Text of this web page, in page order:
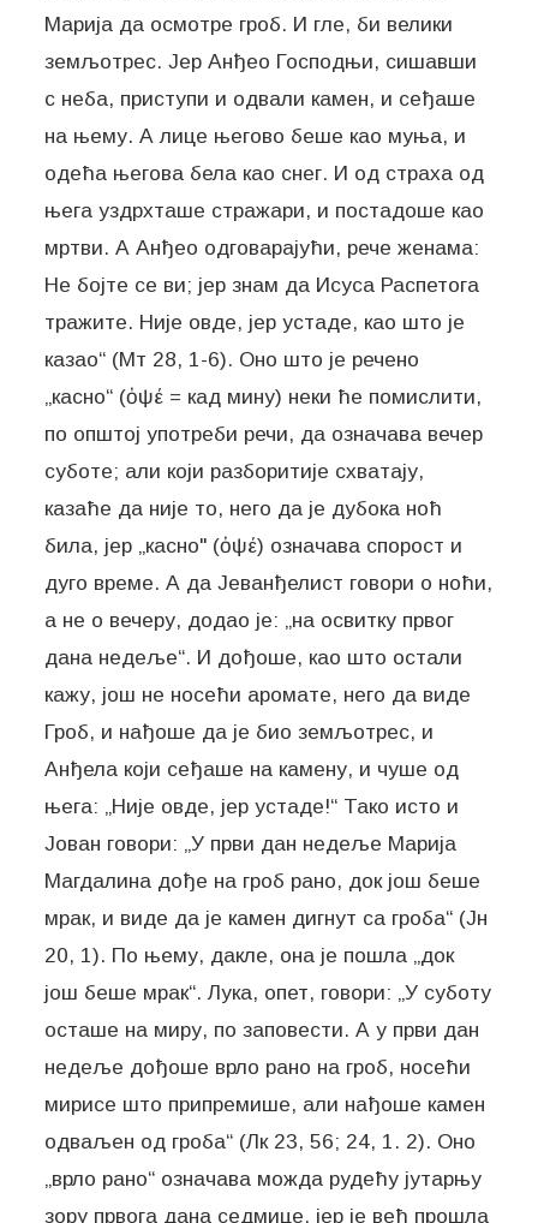
Марија да осмотре гроб. И гле, би велики
земљотрес. Јер Анђео Господњи, сишавши
с неба, приступи и одвали камен, и сеђаше
на њему. А лице његово беше као муња, и
одећа његова бела као снег. И од страха од
њега уздрхташе стражари, и постадоше као
мртви. А Анђео одговарајући, рече женама:
Не бојте се ви; јер знам да Исуса Распетога
тражите. Није овде, јер устаде, као што је
казао“ (Мт 28, 1-6). Оно што је речено
„касно“ (ὀψέ = кад мину) неки ће помислити,
по општој употреби речи, да означава вечер
суботе; али који разборитије схватају,
казаће да није то, него да је дубока ноћ
била, јер „касно" (ὀψέ) означава спорост и
дуго време. А да Јеванђелист говори о ноћи,
а не о вечеру, додао је: „на освитку првог
дана недеље“. И дођоше, као што остали
кажу, још не носећи аромате, него да виде
Гроб, и нађоше да је био земљотрес, и
Анђела који сеђаше на камену, и чуше од
њега: „Није овде, јер устаде!“ Тако исто и
Јован говори: „У први дан недеље Марија
Магдалина дође на гроб рано, док још беше
мрак, и виде да је камен дигнут са гроба“ (Јн
20, 1). По њему, дакле, она је пошла „док
још беше мрак“. Лука, опет, говори: „У суботу
осташе на миру, по заповести. А у први дан
недеље дођоше врло рано на гроб, носећи
мирисе што припремише, али нађоше камен
одваљен од гроба“ (Лк 23, 56; 24, 1. 2). Оно
„врло рано“ означава можда рудећу јутарњу
зору првога дана седмице, јер је већ прошла